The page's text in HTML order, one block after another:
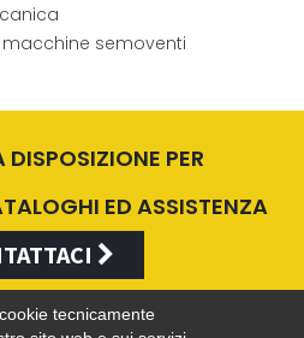
semoventi
PER
ED ASSISTENZA
tecnicamente